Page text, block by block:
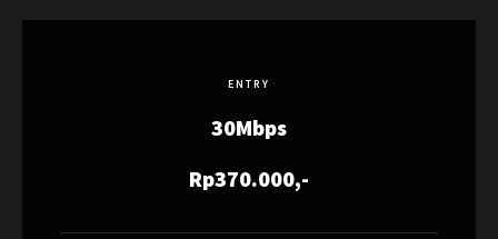
ENTRY
30Mbps
Rp370.000,-